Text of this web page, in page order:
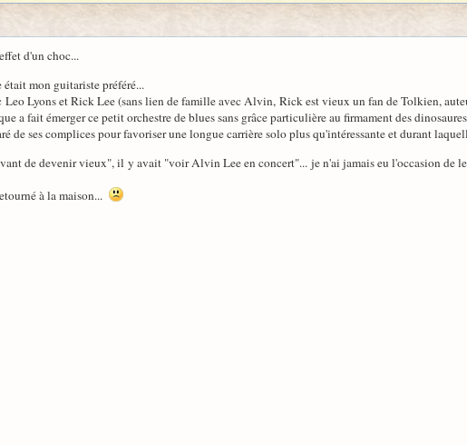
d'un choc...
mon guitariste préféré...
Leo Lyons et Rick Lee (sans lien de famille avec Alvin, Rick est vieux un fan de Tolkien,
a fait émerger ce petit orchestre de blues sans grâce particulière au firmament des
de ses complices pour favoriser une longue carrière solo plus qu'intéressante et durant
de devenir vieux", il y avait "voir Alvin Lee en concert"... je n'ai jamais eu l'occasion de
à la maison...